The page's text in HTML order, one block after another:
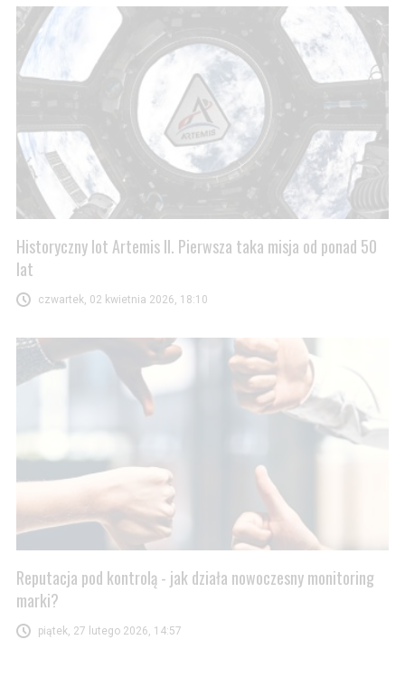
Historyczny lot Artemis II. Pierwsza taka misja od ponad 50
lat
czwartek, 02 kwietnia 2026, 18:10
Reputacja pod kontrolą - jak działa nowoczesny monitoring
marki?
piątek, 27 lutego 2026, 14:57